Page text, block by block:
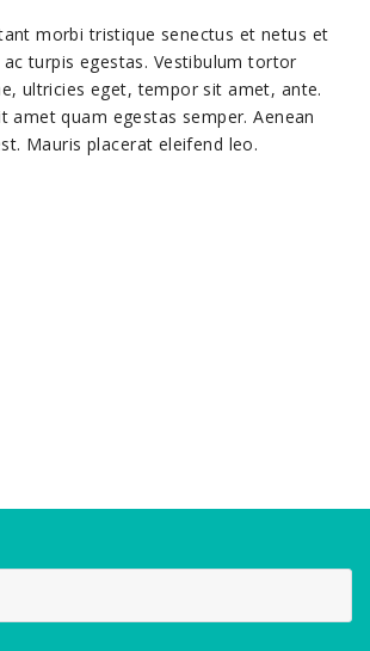
morbi tristique senectus et netus et
turpis egestas. Vestibulum tortor
ultricies eget, tempor sit amet, ante.
amet quam egestas semper. Aenean
Mauris placerat eleifend leo.